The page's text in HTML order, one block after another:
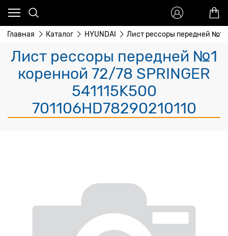
Главная Каталог HYUNDAI Лист рессоры передней №1
Лист рессоры передней №1
коренной 72/78 SPRINGER
541115K500
701106HD78290210110